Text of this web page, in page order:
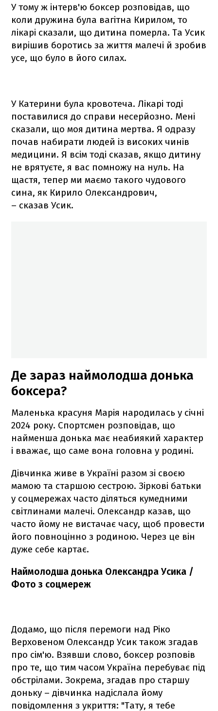
У тому ж інтерв'ю боксер розповідав, що
коли дружина була вагітна Кирилом, то
лікарі сказали, що дитина померла. Та Усик
вирішив боротись за життя малечі й зробив
усе, що було в його силах.
У Катерини була кровотеча. Лікарі тоді
поставилися до справи несерйозно. Мені
сказали, що моя дитина мертва. Я одразу
почав набирати людей із високих чинів
медицини. Я всім тоді сказав, якщо дитину
не врятуєте, я вас помножу на нуль. На
щастя, тепер ми маємо такого чудового
сина, як Кирило Олександрович,
– сказав Усик.
Де зараз наймолодша донька
боксера?
Маленька красуня Марія народилась у січні
2024 року. Спортсмен розповідав, що
найменша донька має неабиякий характер
і вважає, що саме вона головна у родині.
Дівчинка живе в Україні разом зі своєю
мамою та старшою сестрою. Зіркові батьки
у соцмережах часто діляться кумедними
світлинами малечі. Олександр казав, що
часто йому не вистачає часу, щоб провести
його повноцінно з родиною. Через це він
дуже себе картає.
Наймолодша донька Олександра Усика /
Фото з соцмереж
Додамо, що після перемоги над Ріко
Верховеном Олександр Усик також згадав
про сім'ю. Взявши слово, боксер розповів
про те, що тим часом Україна перебуває під
обстрілами. Зокрема, згадав про старшу
доньку – дівчинка надіслала йому
повідомлення з укриття: "Тату, я тебе